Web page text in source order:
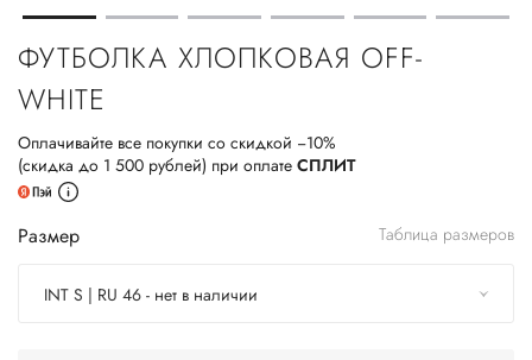
ФУТБОЛКА ХЛОПКОВАЯ OFF-
WHITE
Оплачивайте все покупки со скидкой −10%
(скидка до 1 500 рублей) при оплате СПЛИТ
Размер Таблица размеров
INT S | RU 46 - нет в наличии